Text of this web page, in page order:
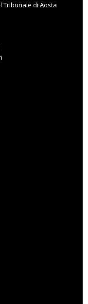
Tribunale di Aosta